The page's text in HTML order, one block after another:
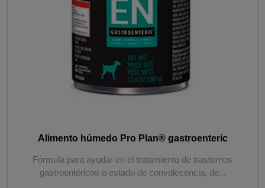
Alimento húmedo Pro Plan® gastroenteric
Fórmula para ayudar en el tratamiento de trastornos
gastroentéricos o estado de convalecencia, de...